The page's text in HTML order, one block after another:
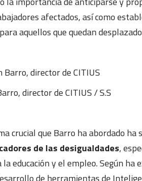
afectados, así como
aquellos que quedan
director de CITIUS/S.S
crucial que Barro ha abordado ha
de las desigualdades,
la educación y el empleo. Según ha